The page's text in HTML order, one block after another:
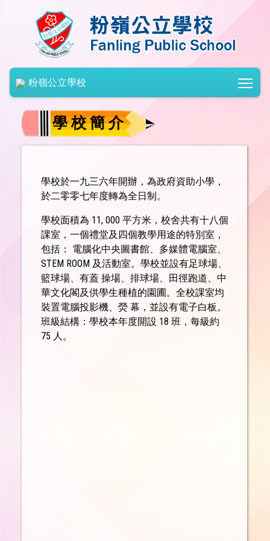
粉嶺公立學校
學 校 簡 介
學校於一九三六年開辦，為政府資助小學，
於二零零七年度轉為全日制。
學校面積為 11, 000 平方米，校舍共有十八個
課室，一個禮堂及四個教學用途的特別室，
包括： 電腦化中央圖書館、多媒體電腦室、
STEM ROOM 及活動室。學校並設有足球場、
籃球場、有蓋 操場、排球場、田徑跑道、中
華文化閣及供學生種植的園圃。全校課室均
裝置電腦投影機、熒 幕，並設有電子白板。
班級結構：學校本年度開設 18 班，每級約
75 人。